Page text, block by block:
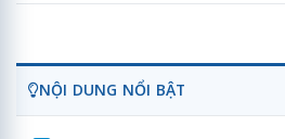
NỘI DUNG NỔI BẬT